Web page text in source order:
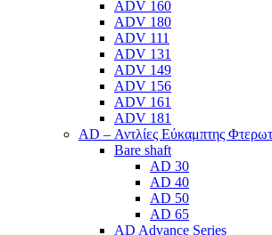
ADV 160
ADV 180
ADV 111
ADV 131
ADV 149
ADV 156
ADV 161
ADV 181
AD – Αντλίες Εύκαμπτης
Bare shaft
AD 30
AD 40
AD 50
AD 65
AD Advance Series